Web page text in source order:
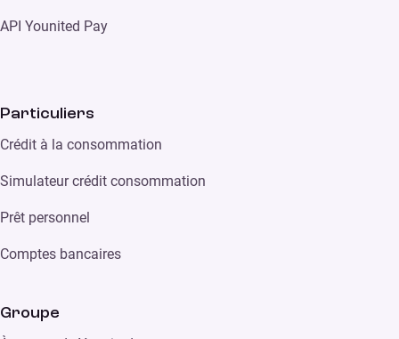
API Younited Pay
Particuliers
Crédit à la consommation
Simulateur crédit consommation
Prêt personnel
Comptes bancaires
Groupe